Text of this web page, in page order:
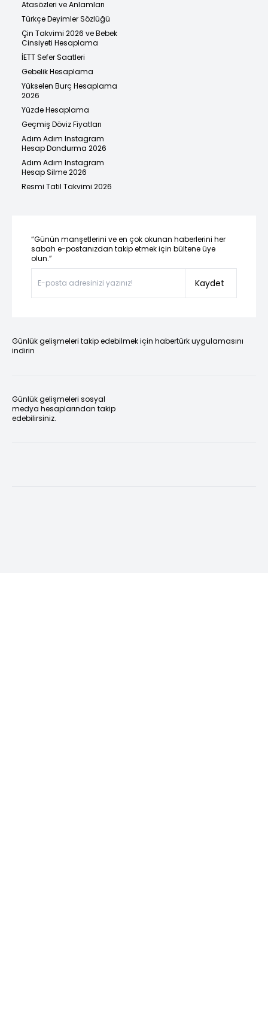
Atasözleri ve Anlamları
Türkçe Deyimler Sözlüğü
Çin Takvimi 2026 ve Bebek
Cinsiyeti Hesaplama
İETT Sefer Saatleri
Gebelik Hesaplama
Yükselen Burç Hesaplama
2026
Yüzde Hesaplama
Geçmiş Döviz Fiyatları
Adım Adım Instagram
Hesap Dondurma 2026
Adım Adım Instagram
Hesap Silme 2026
Resmi Tatil Takvimi 2026
“Günün manşetlerini ve en çok okunan haberlerini her
sabah e-postanızdan takip etmek için bültene üye
olun.”
Kaydet
Günlük gelişmeleri takip edebilmek için habertürk uygulamasını
indirin
Günlük gelişmeleri sosyal
medya hesaplarından takip
edebilirsiniz.